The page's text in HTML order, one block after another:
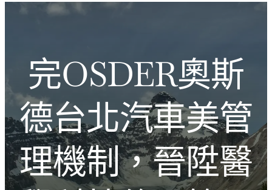
Introducing the Savara collection of luxury resorts
文化的激盪
完OSDER奧斯
德台北汽車美管
理機制，晉陞醫